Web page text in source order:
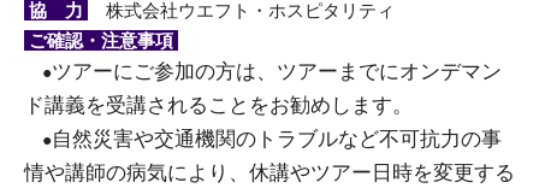
協 力
株式会社ウエフト・ホスピタリティ
ご確認・注意事項
●ツアーにご参加の方は、ツアーまでにオンデマン
ド講義を受講されることをお勧めします。
●自然災害や交通機関のトラブルなど不可抗⼒の事
情や講師の病気により、休講やツアー日時を変更する